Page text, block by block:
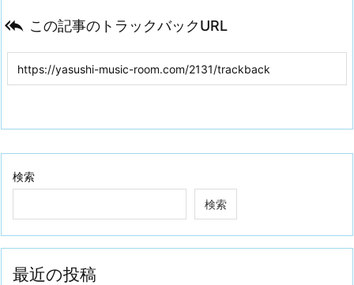
 この記事のトラックバックURL
検索
検索
最近の投稿